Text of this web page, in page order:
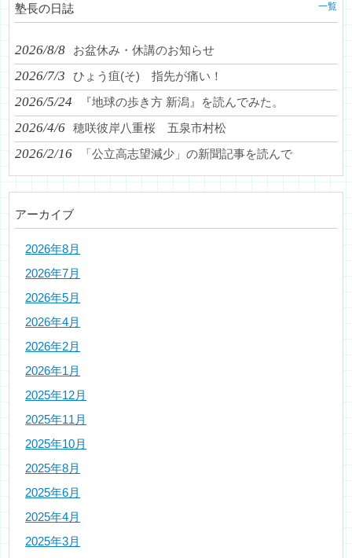
塾長の日誌 一覧
2026/8/8 お盆休み・休講のお知らせ
2026/7/3 ひょう疽(そ) 指先が痛い！
2026/5/24 『地球の歩き方 新潟』を読んでみた。
2026/4/6 穂咲彼岸八重桜 五泉市村松
2026/2/16 「公立高志望減少」の新聞記事を読んで
アーカイブ
2026年8月
2026年7月
2026年5月
2026年4月
2026年2月
2026年1月
2025年12月
2025年11月
2025年10月
2025年8月
2025年6月
2025年4月
2025年3月